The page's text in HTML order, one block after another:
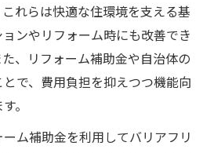
れらは快適な住環境を支える基
ンやリフォーム時にも改善でき
、リフォーム補助金や自治体の
で、費用負担を抑えつつ機能向
。
ム補助金を利用してバリアフリ